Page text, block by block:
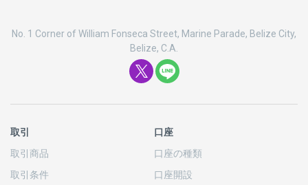
No. 1 Corner of William Fonseca Street, Marine Parade, Belize City,
Belize, C.A.
取引
取引商品
取引条件
口座
口座の種類
口座開設